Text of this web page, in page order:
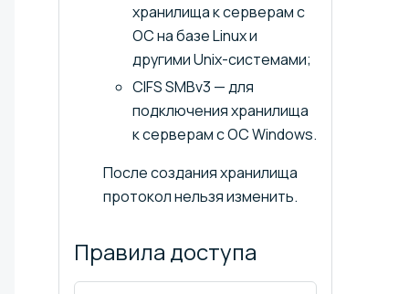
хранилища к серверам с
ОС на базе Linux и
другими Unix-системами;
CIFS SMBv3 — для
подключения хранилища
к серверам с ОС Windows.
После создания хранилища
протокол нельзя изменить.
Правила доступа